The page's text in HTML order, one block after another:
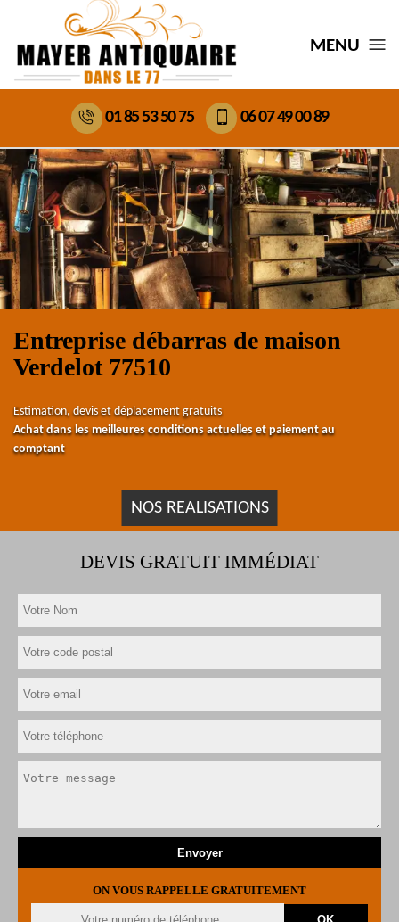
MENU
01 85 53 50 75 06 07 49 00 89
Entreprise débarras de maison
Verdelot 77510
Estimation, devis et déplacement gratuits
Achat dans les meilleures conditions actuelles et paiement au
comptant
NOS REALISATIONS
DEVIS GRATUIT IMMÉDIAT
ON VOUS RAPPELLE GRATUITEMENT